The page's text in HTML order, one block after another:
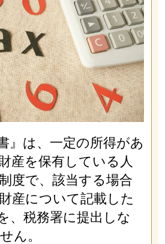
』は、一定の所得があ
産を保有している人
度で、該当する場合
産について記載した
、税務署に提出しな
ん。